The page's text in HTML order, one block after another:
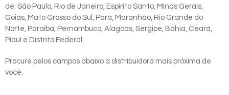
de: São Paulo, Rio de Janeiro, Espirito Santo, Minas Gerais,
Goiás, Mato Grosso do Sul, Pará, Maranhão, Rio Grande do
Norte, Paraíba, Pernambuco, Alagoas, Sergipe, Bahia, Ceará,
Piauí e Distrito Federal.
Procure pelos campos abaixo a distribuidora mais próxima de
você.